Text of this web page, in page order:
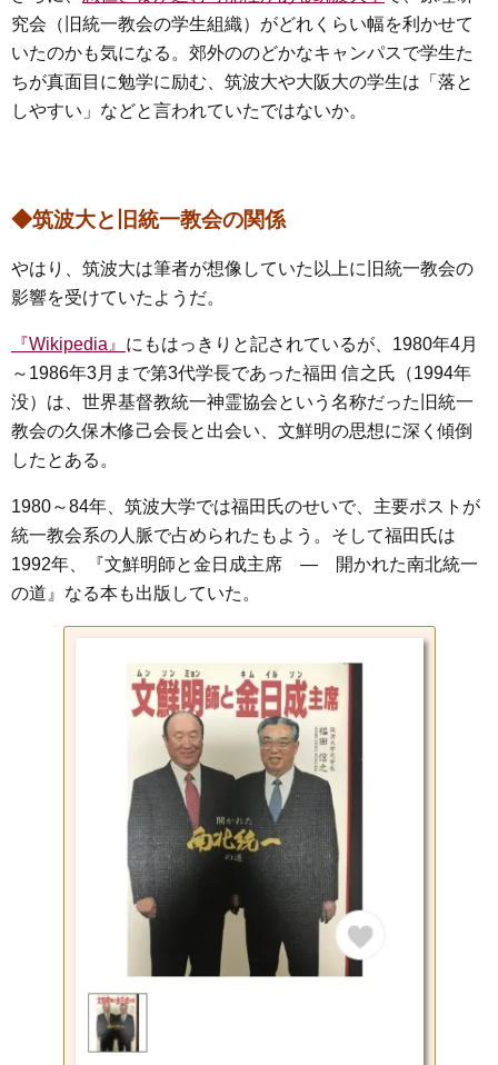
究会（旧統一教会の学生組織）がどれくらい幅を利かせて
いたのかも気になる。郊外ののどかなキャンパスで学生た
ちが真面目に勉学に励む、筑波大や大阪大の学生は「落と
しやすい」などと言われていたではないか。
◆筑波大と旧統一教会の関係
やはり、筑波大は筆者が想像していた以上に旧統一教会の
影響を受けていたようだ。
『Wikipedia』 にもはっきりと記されているが、1980年4月
～1986年3月まで第3代学長であった福田 信之氏（1994年
没）は、世界基督教統一神霊協会という名称だった旧統一
教会の久保木修己会長と出会い、文鮮明の思想に深く傾倒
したとある。
1980～84年、筑波大学では福田氏のせいで、主要ポストが
統一教会系の人脈で占められたもよう。そして福田氏は
1992年、『文鮮明師と金日成主席 ― 開かれた南北統一
の道』なる本も出版していた。